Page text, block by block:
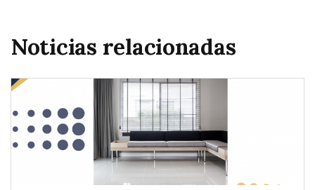
Noticias relacionadas